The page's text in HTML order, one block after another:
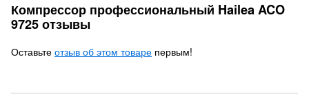
Компрессор профессиональный Hailea ACO
9725 отзывы
Оставьте отзыв об этом товаре первым!